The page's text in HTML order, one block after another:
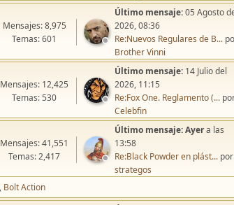
Mensajes: 8,975
Temas: 601
Último mensaje:05 Agosto
2026, 08:36
Re:Nuevos Regulares de B...
Brother Vinni
Mensajes: 12,425
Temas: 530
Último mensaje: 14 Julio del
2026, 11:15
Re:Fox One. Reglamento (...
Celebfin
Mensajes: 41,551
Temas: 2,417
Último mensaje:Ayera las
13:58
Re:Black Powder en plást... por
strategos
Bolt Action